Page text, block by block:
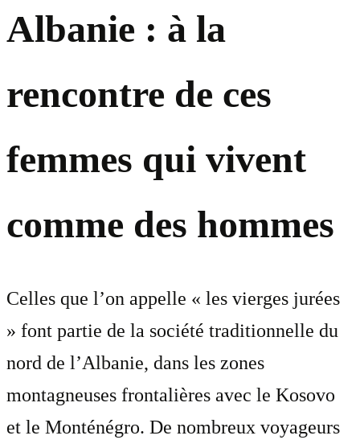
Albanie : à la
rencontre de ces
femmes qui vivent
comme des hommes
Celles que l’on appelle « les vierges jurées
» font partie de la société traditionnelle du
nord de l’Albanie, dans les zones
montagneuses frontalières avec le Kosovo
et le Monténégro. De nombreux voyageurs